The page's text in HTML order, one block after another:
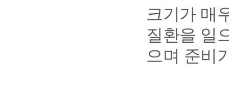
크기가 매
질환을 일
으며 준비